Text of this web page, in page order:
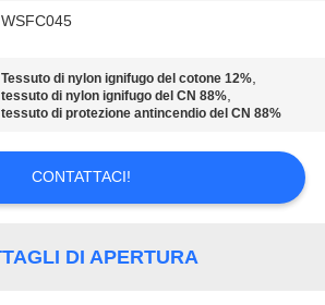
WSFC045
Tessuto di nylon ignifugo del cotone 12%,
tessuto di nylon ignifugo del CN 88%,
tessuto di protezione antincendio del CN 88%
CONTATTACI!
DI APERTURA